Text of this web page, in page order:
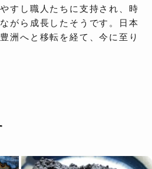
すし職人たちに支持され、時
がら成長したそうです。日本
洲へと移転を経て、今に至り